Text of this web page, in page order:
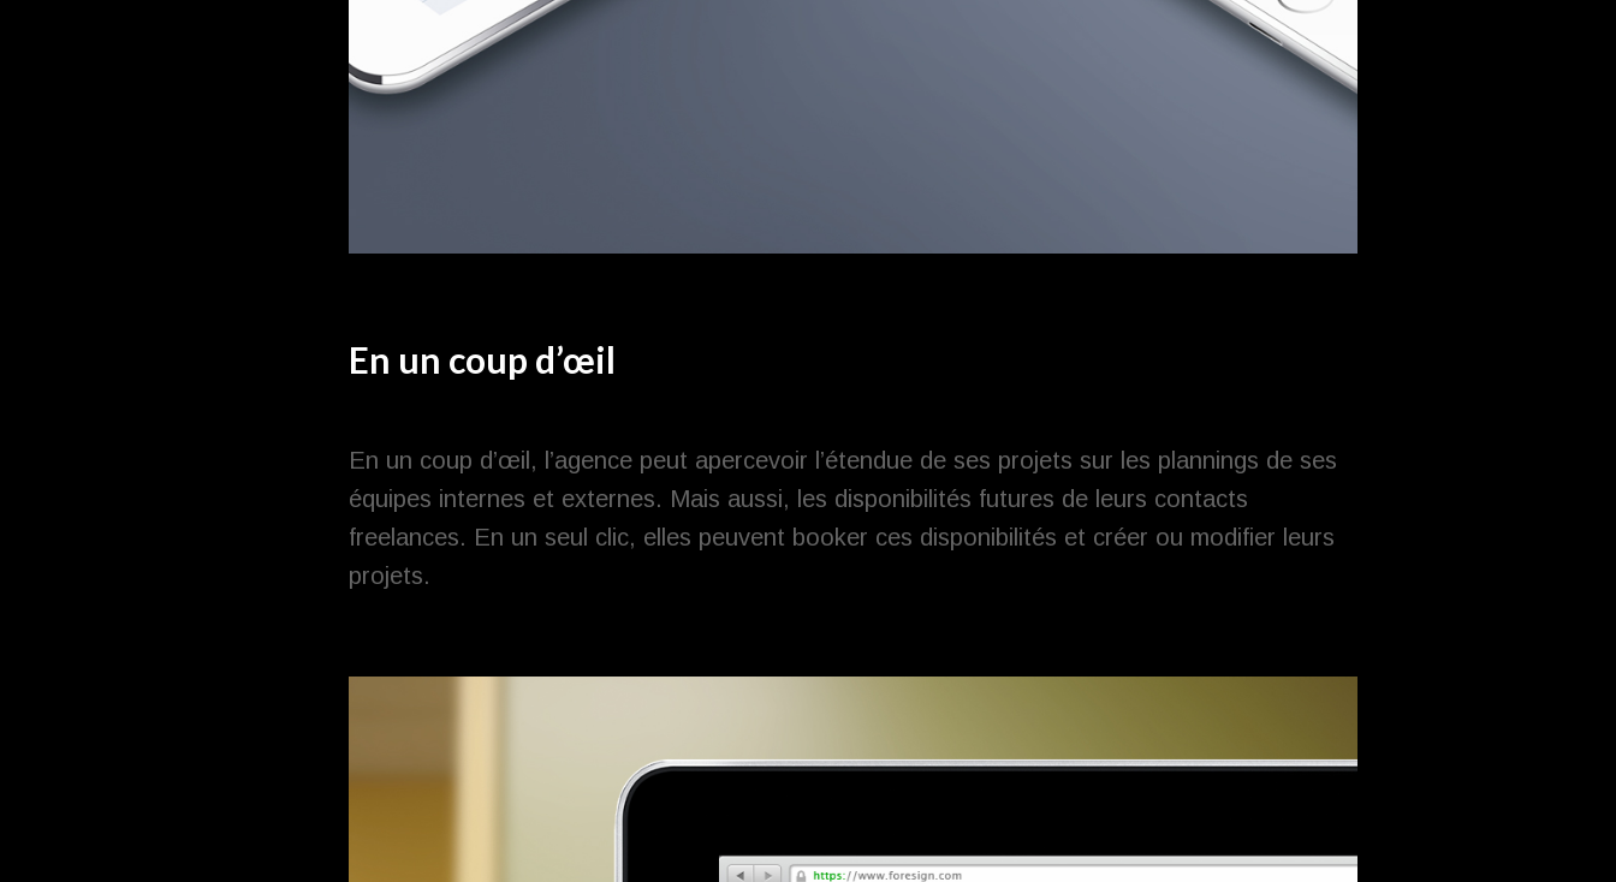
En un coup d’œil
En un coup d’œil, l’agence peut apercevoir l’étendue de ses projets sur les plannings de ses
équipes internes et externes. Mais aussi, les disponibilités futures de leurs contacts
freelances. En un seul clic, elles peuvent booker ces disponibilités et créer ou modifier leurs
projets.